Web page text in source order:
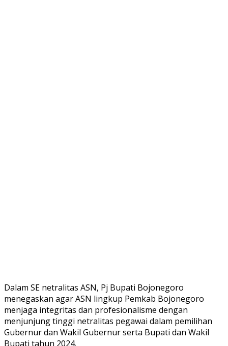
Dalam SE netralitas ASN, Pj Bupati Bojonegoro
menegaskan agar ASN lingkup Pemkab Bojonegoro
menjaga integritas dan profesionalisme dengan
menjunjung tinggi netralitas pegawai dalam pemilihan
Gubernur dan Wakil Gubernur serta Bupati dan Wakil
Bupati tahun 2024.